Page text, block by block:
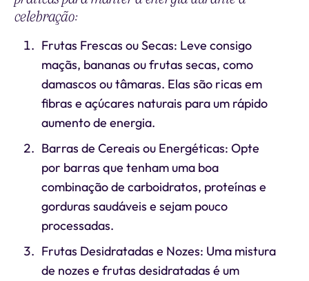
celebração:
Frutas Frescas ou Secas: Leve consigo
maçãs, bananas ou frutas secas, como
damascos ou tâmaras. Elas são ricas em
fibras e açúcares naturais para um rápido
aumento de energia.
Barras de Cereais ou Energéticas: Opte
por barras que tenham uma boa
combinação de carboidratos, proteínas e
gorduras saudáveis e sejam pouco
processadas.
Frutas Desidratadas e Nozes: Uma mistura
de nozes e frutas desidratadas é um